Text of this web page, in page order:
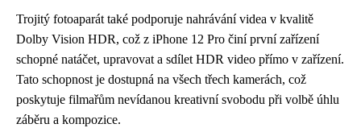
Trojitý fotoaparát také podporuje nahrávání videa v kvalitě
Dolby Vision HDR, což z iPhone 12 Pro činí první zařízení
schopné natáčet, upravovat a sdílet HDR video přímo v zařízení.
Tato schopnost je dostupná na všech třech kamerách, což
poskytuje filmařům nevídanou kreativní svobodu při volbě úhlu
záběru a kompozice.